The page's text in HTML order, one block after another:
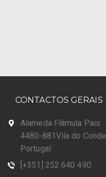
CONTACTOS GERAIS
Alameda Flâmula Pais
4480-881Vila do Conde
Portugal
[+351] 252 640 490